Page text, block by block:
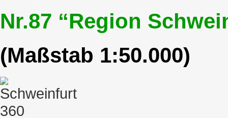
Nr.87 “Region
(Maßstab 1:50.000)